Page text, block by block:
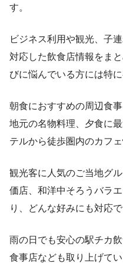
す。
ビジネス利用や観光、子
対応した飲食店情報をま
びに悩んでいる方には特に
朝食におすすめの周辺食
地元の名物料理、夕食に
テルから徒歩圏内のカフ
観光客に人気のご当地グ
価店、和洋中そろうバラ
り、どんな好みにも対応で
雨の日でも安心の駅チカ
食事店なども取り上げて